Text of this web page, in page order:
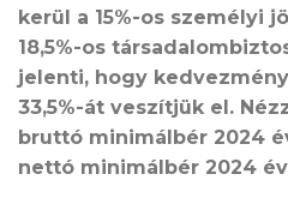
kerül a 15%-os személyi
18,5%-os
jelenti, hogy
33,5%-át veszítjük el.
bruttó minimálbér 2024
nettó minimálbér 2024